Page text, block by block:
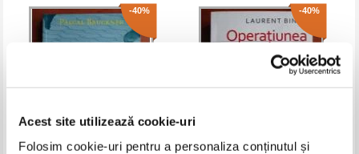
Acest site utilizează cookie-uri
Folosim cookie-uri pentru a personaliza conținutul și
-40% -40%